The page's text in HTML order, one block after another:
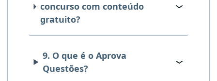
concurso com conteúdo
gratuito?
9. O que é o Aprova
Questões?